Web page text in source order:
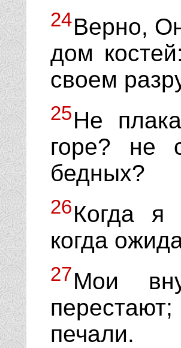
24Верно,
дом
своем
25Не
горе? не
бедных?
26Когда я
когда
27Мои
печали.